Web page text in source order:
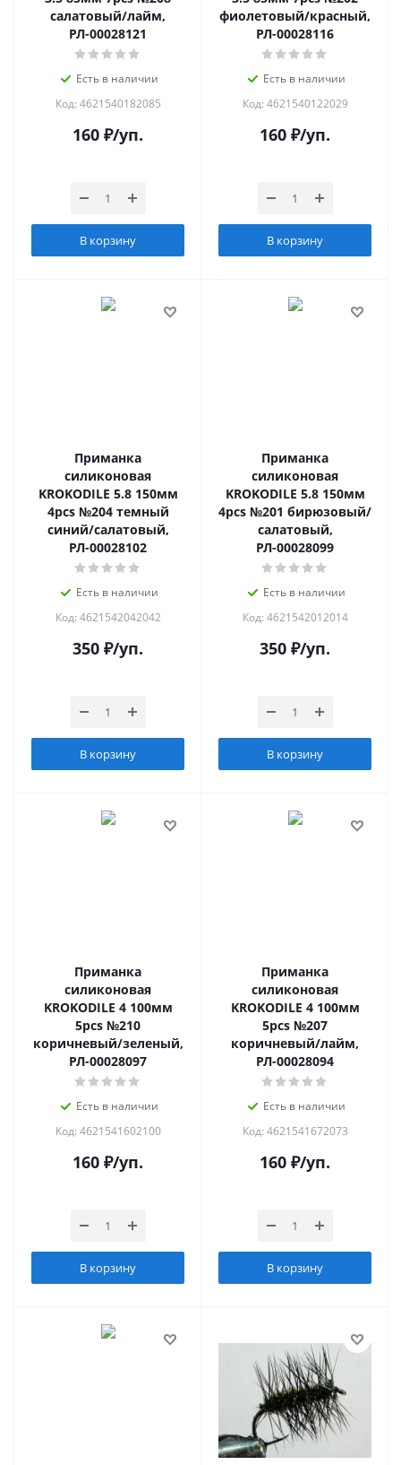
салатовый/лайм,
РЛ-00028121
Есть в наличии
Код: 4621540182085
160 ₽/уп.
В корзину
фиолетовый/красный,
РЛ-00028116
Есть в наличии
Код: 4621540122029
160 ₽/уп.
В корзину
Приманка
силиконовая
KROKODILE 5.8 150мм
4pcs №204 темный
синий/салатовый,
РЛ-00028102
Есть в наличии
Код: 4621542042042
350 ₽/уп.
В корзину
Приманка
силиконовая
KROKODILE 5.8 150мм
4pcs №201 бирюзовый/
салатовый,
РЛ-00028099
Есть в наличии
Код: 4621542012014
350 ₽/уп.
В корзину
Приманка
силиконовая
KROKODILE 4 100мм
5pcs №210
коричневый/зеленый,
РЛ-00028097
Есть в наличии
Код: 4621541602100
160 ₽/уп.
В корзину
Приманка
силиконовая
KROKODILE 4 100мм
5pcs №207
коричневый/лайм,
РЛ-00028094
Есть в наличии
Код: 4621541672073
160 ₽/уп.
В корзину